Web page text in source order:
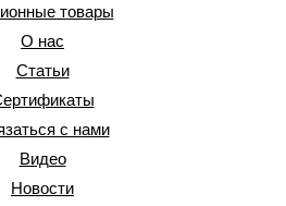
товары
О нас
Статьи
с нами
Видео
Новости